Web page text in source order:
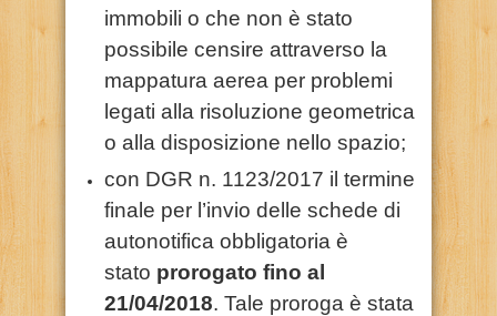
immobili o che non è stato
possibile censire attraverso la
mappatura aerea per problemi
legati alla risoluzione geometrica
o alla disposizione nello spazio;
con DGR n. 1123/2017 il termine
finale per l’invio delle schede di
autonotifica obbligatoria è
stato prorogato fino al
21/04/2018. Tale proroga è stata